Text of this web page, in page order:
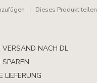
Dieses Produkt teilen
VERSAND NACH DL
LIEFERUNG